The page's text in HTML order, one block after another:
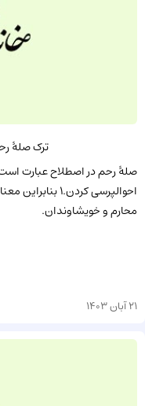
ترک صلۀ
صلۀ ‌رحم در اصطلاح عبارت است
احوالپرسی
محارم و خویشاوندان.
21 آبان 1403